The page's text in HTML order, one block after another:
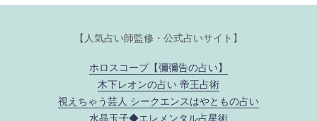
【人気占い師監修・公式占いサイト】
ホロスコープ【彌彌告の占い】
木下レオンの占い 帝王占術
視えちゃう芸人 シークエンスはやともの占い
水晶玉子◆エレメンタル占星術